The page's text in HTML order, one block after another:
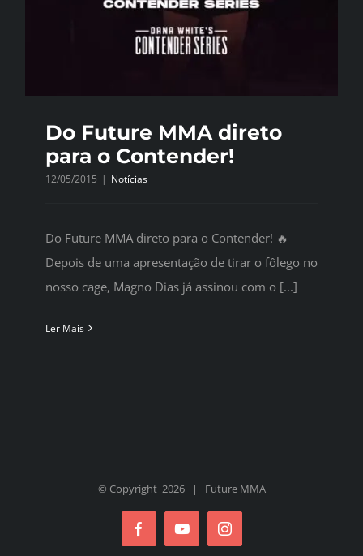
Do Future MMA direto
para o Contender!
12/05/2015 | Notícias
Do Future MMA direto para o Contender! 🔥
Depois de uma apresentação de tirar o fôlego no
nosso cage, Magno Dias já assinou com o [...]
Ler Mais
© Copyright 2026 | Future MMA
FacebookYouTubeInstagram